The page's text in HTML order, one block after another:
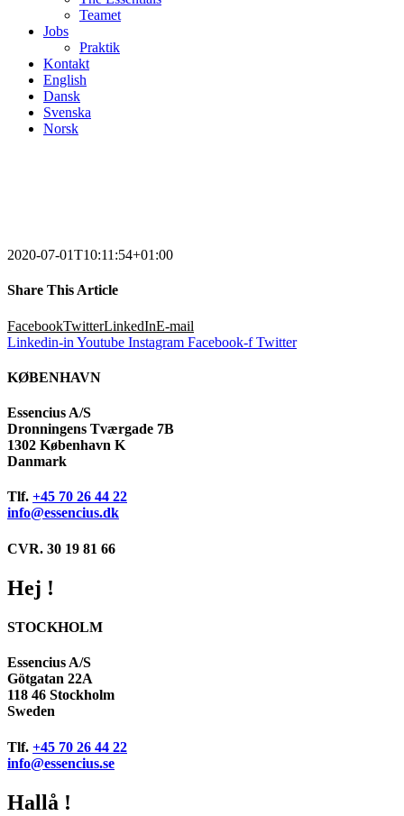
Teamet
Jobs
Praktik
Kontakt
English
Dansk
Svenska
Norsk
2020-07-01T10:11:54+01:00
Share This Article
FacebookTwitterLinkedInE-mail
Linkedin-in Youtube Instagram Facebook-f Twitter
KØBENHAVN
Essencius A/S
Dronningens Tværgade 7B
1302 København K
Danmark
Tlf. +45 70 26 44 22
info@essencius.dk
CVR. 30 19 81 66
Hej !
STOCKHOLM
Essencius A/S
Götgatan 22A
118 46 Stockholm
Sweden
Tlf. +45 70 26 44 22
info@essencius.se
Hallå !